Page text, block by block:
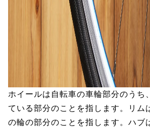
ホイールは自転車の車輪部分のうち
ている部分のことを指します。リム
の輪の部分のことを指します。ハブ